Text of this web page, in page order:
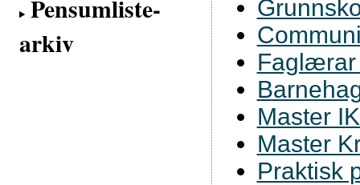
Pensumliste-
arkiv
Faglærar
Master
Master
Praktisk